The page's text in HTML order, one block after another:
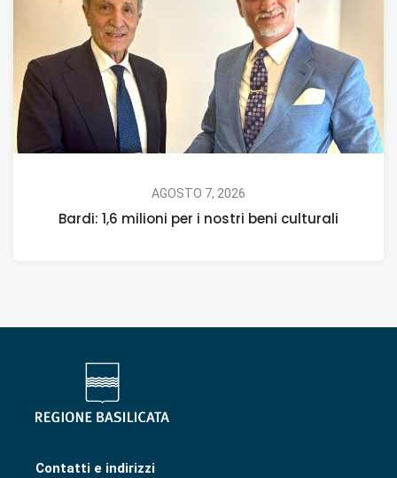
AGOSTO 7, 2026
Bardi: 1,6 milioni per i nostri beni culturali
Contatti e indirizzi